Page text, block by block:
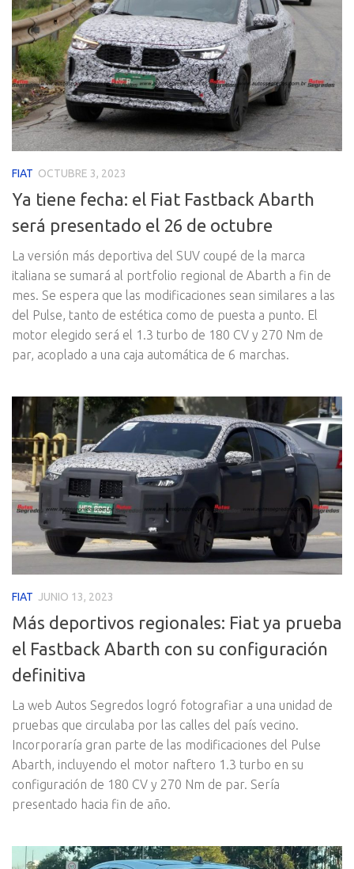
FIAT OCTUBRE 3, 2023
Ya tiene fecha: el Fiat Fastback Abarth
será presentado el 26 de octubre
La versión más deportiva del SUV coupé de la marca
italiana se sumará al portfolio regional de Abarth a fin de
mes. Se espera que las modificaciones sean similares a las
del Pulse, tanto de estética como de puesta a punto. El
motor elegido será el 1.3 turbo de 180 CV y 270 Nm de
par, acoplado a una caja automática de 6 marchas.
FIAT JUNIO 13, 2023
Más deportivos regionales: Fiat ya prueba
el Fastback Abarth con su configuración
definitiva
La web Autos Segredos logró fotografiar a una unidad de
pruebas que circulaba por las calles del país vecino.
Incorporaría gran parte de las modificaciones del Pulse
Abarth, incluyendo el motor naftero 1.3 turbo en su
configuración de 180 CV y 270 Nm de par. Sería
presentado hacia fin de año.